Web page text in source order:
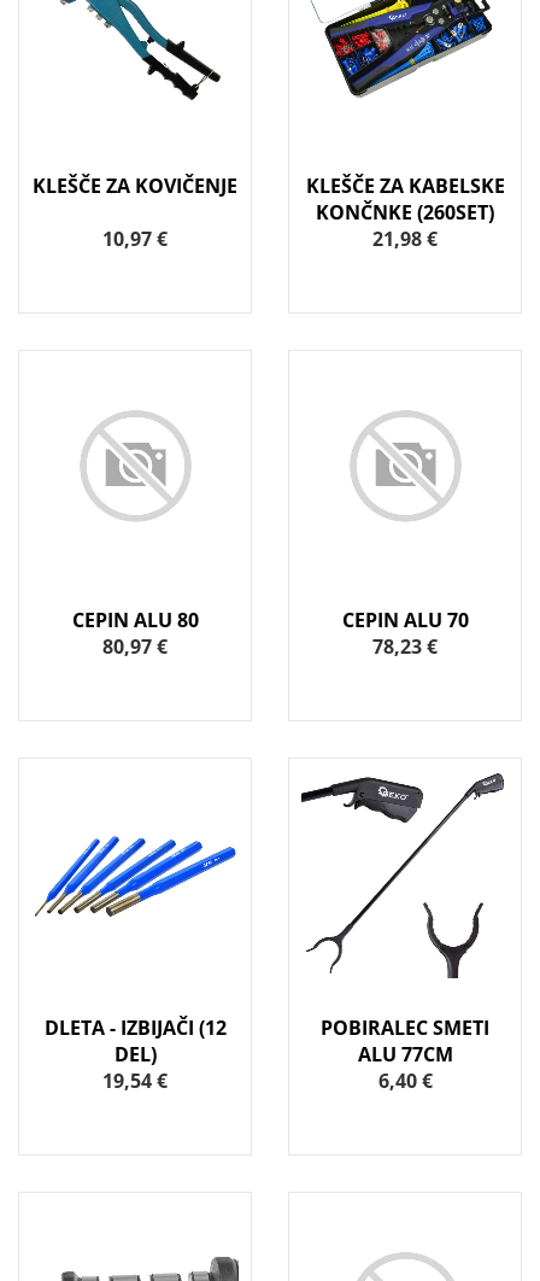
KLEŠČE ZA KOVIČENJE
10,97 €
KLEŠČE ZA KABELSKE
KONČNKE (260SET)
21,98 €
CEPIN ALU 80
80,97 €
CEPIN ALU 70
78,23 €
DLETA - IZBIJAČI (12
DEL)
19,54 €
POBIRALEC SMETI
ALU 77CM
6,40 €